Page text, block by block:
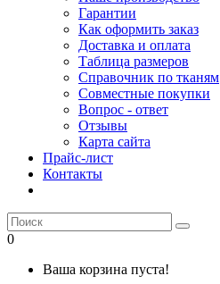
Гарантии
Как оформить заказ
Доставка и оплата
Таблица размеров
Справочник по тканям
Совместные покупки
Вопрос - ответ
Отзывы
Карта сайта
Прайс-лист
Контакты
0
Ваша корзина пуста!